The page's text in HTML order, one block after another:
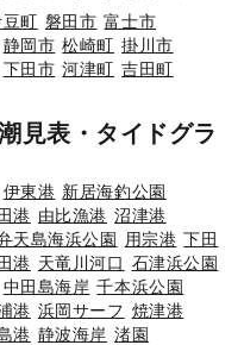
町 磐田市 富士市
静岡市 松崎町 掛川市
下田市 河津町 吉田町
見表・タイドグラ
伊東港 新居海釣公園
港 由比漁港 沼津港
天島海浜公園 用宗港 下田
港 天竜川河口 石津浜公園
中田島海岸 千本浜公園
港 浜岡サーフ 焼津港
港 静波海岸 渚園